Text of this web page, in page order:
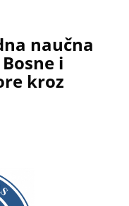
naučna
i
kroz